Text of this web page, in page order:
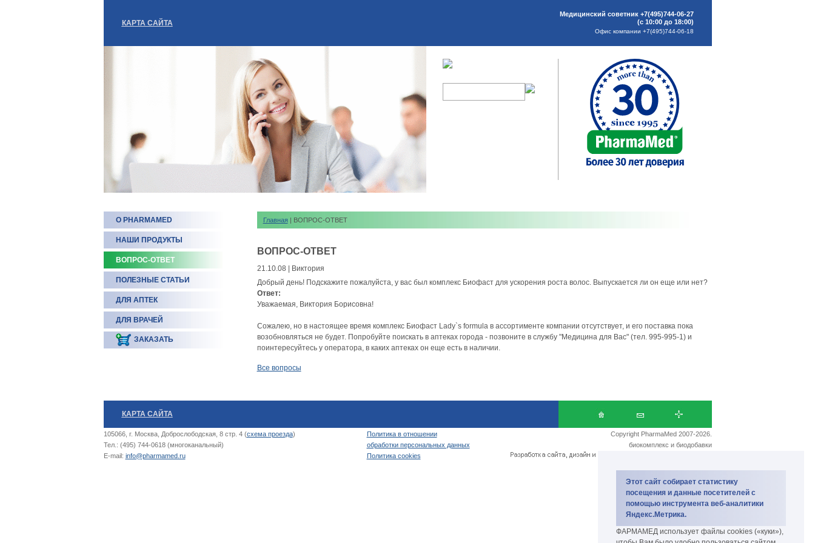
Этот сайт собирает статистику
посещения и данные посетителей с
помощью инструмента веб-аналитики
Яндекс.Метрика.
ФАРМАМЕД использует файлы cookies («куки»),
КАРТА САЙТА
Медицинский советник +7(495)744-06-27
(с 10:00 до 18:00)
Офис компании +7(495)744-06-18
О PHARMAMED
НАШИ ПРОДУКТЫ
ВОПРОС-ОТВЕТ
ПОЛЕЗНЫЕ СТАТЬИ
ДЛЯ АПТЕК
ДЛЯ ВРАЧЕЙ
ЗАКАЗАТЬ
Главная | ВОПРОС-ОТВЕТ
ВОПРОС-ОТВЕТ
21.10.08 | Виктория
Добрый день! Подскажите пожалуйста, у вас был комплекс Биофаст для ускорения роста волос. Выпускается ли он еще или нет?
Ответ:
Уважаемая, Виктория Борисовна!
Сожалею, но в настоящее время комплекс Биофаст Lady`s formula в ассортименте компании отсутствует, и его поставка пока
возобновляться не будет. Попробуйте поискать в аптеках города - позвоните в службу "Медицина для Вас" (тел. 995-995-1) и
поинтересуйтесь у оператора, в каких аптеках он еще есть в наличии.
Все вопросы
КАРТА САЙТА
105066, г. Москва, Доброслободская, 8 стр. 4 (схема проезда)
Тел.: (495) 744-0618 (многоканальный)
E-mail: info@pharmamed.ru
Политика в отношении
обработки персональных данных
Политика cookies
Copyright PharmaMed 2007-2026.
биокомплекс и биодобавки